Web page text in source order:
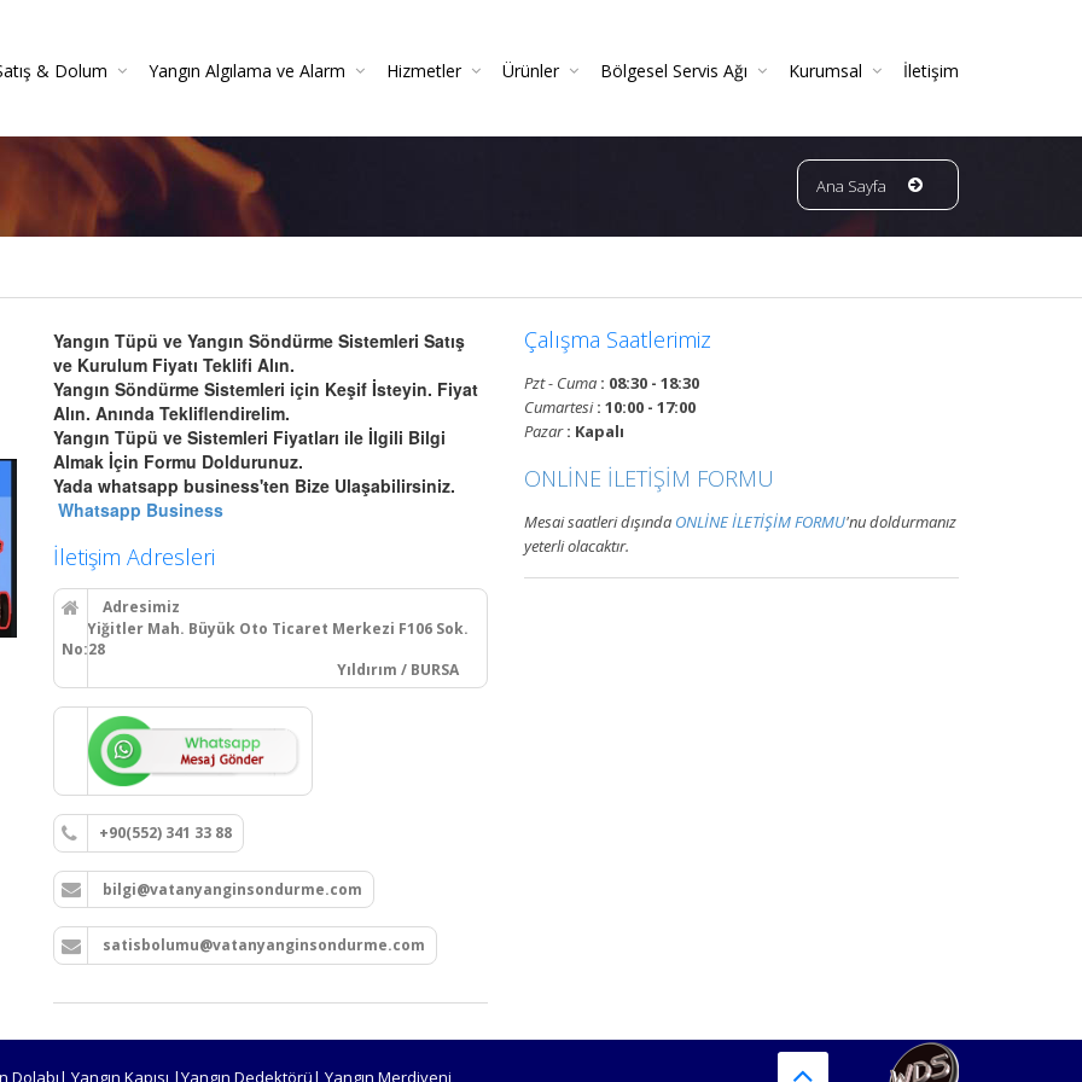
& Dolum Yangın Algılama ve Alarm Hizmetler Ürünler Bölgesel Servis Ağı Kurumsal İletişim
Ana Sayfa
Yangın Tüpü ve Yangın Söndürme Sistemleri Satış
ve Kurulum Fiyatı Teklifi Alın.
Yangın Söndürme Sistemleri için Keşif İsteyin. Fiyat
Alın. Anında Tekliflendirelim.
Yangın Tüpü ve Sistemleri Fiyatları ile İlgili Bilgi
Almak İçin Formu Doldurunuz.
Yada whatsapp business'ten Bize Ulaşabilirsiniz.
Whatsapp Business
İletişim Adresleri
Adresimiz
Yiğitler Mah. Büyük Oto Ticaret Merkezi F106 Sok.
No:28
Yıldırım / BURSA
+90(552) 341 33 88
bilgi@vatanyanginsondurme.com
satisbolumu@vatanyanginsondurme.com
Çalışma Saatlerimiz
Pzt - Cuma : 08:30 - 18:30
Cumartesi: 10:00 - 17:00
Pazar: Kapalı
ONLİNE İLETİŞİM FORMU
Mesai saatleri dışında ONLİNE İLETİŞİM FORMU'nu doldurmanız
yeterli olacaktır.
Yangın Kapısı |Yangın Dedektörü| Yangın Merdiveni